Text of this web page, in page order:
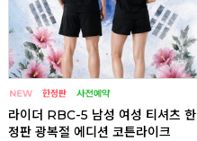
라이더 RBC-5 남성 여성 티셔츠 한
정판 광복절 에디션 코튼라이크